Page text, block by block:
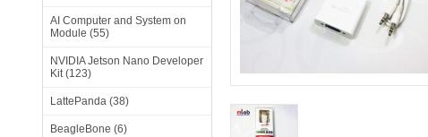
AI Computer and System on
Module (55)
NVIDIA Jetson Nano Developer
Kit (123)
LattePanda (38)
BeagleBone (6)